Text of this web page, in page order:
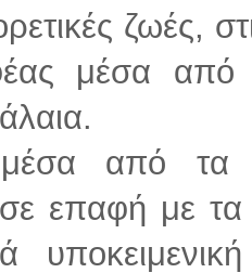
ζωές,
μέσα από
από τα
επαφή με τα